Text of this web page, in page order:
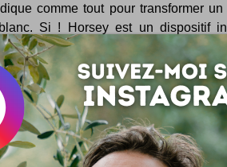
comme tout pour transformer
Si ! Horsey est un dispositif
Kim : deux pièces en bois, des